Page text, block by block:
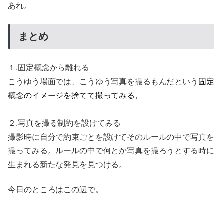
あれ。
まとめ
１.固定概念から離れる
こうゆう場面では、こうゆう写真を撮るもんだという 固定
概念のイメージを捨てて撮ってみる。
２.写真を撮る制約を設けてみる
撮影時に自分で約束ごとを設けてそのルールの中で写真を
撮ってみる。ルールの中で何とか写真を撮ろうとする時に
生まれる新たな発見を見つける。
今日のところはこの辺で。